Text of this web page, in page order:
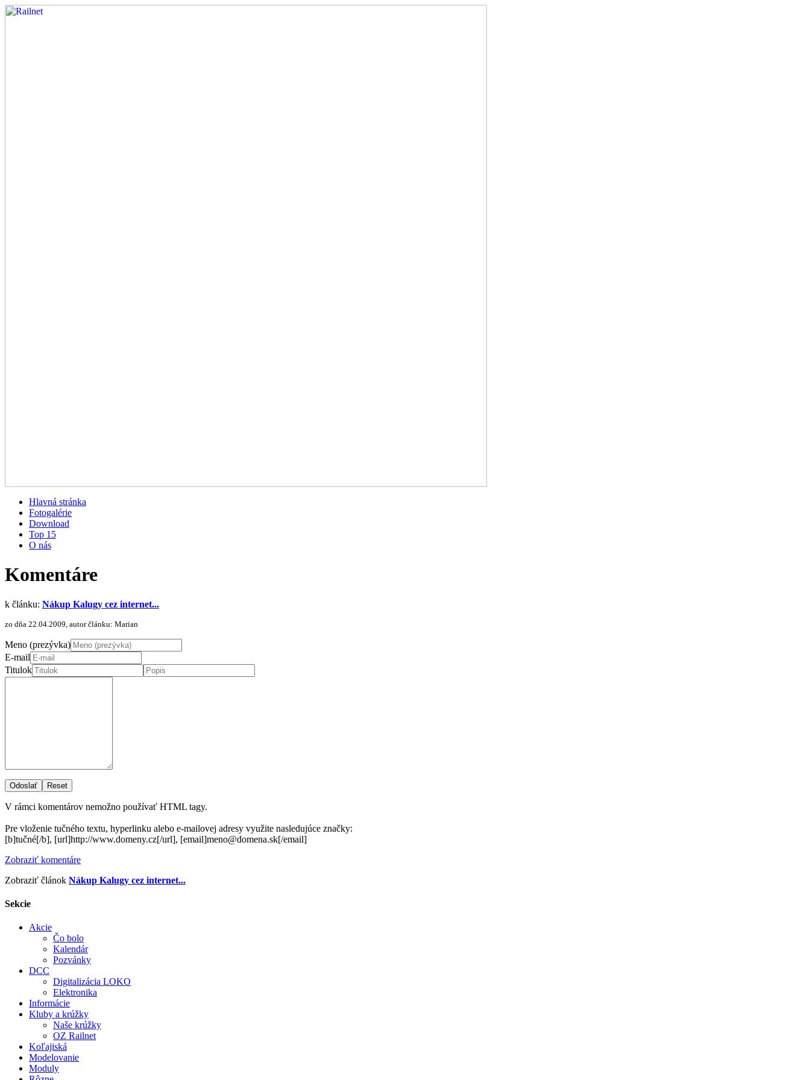
Hlavná stránka
Fotogalérie
Download
Top 15
O nás
Komentáre
k článku: Nákup Kalugy cez internet...
zo dňa 22.04.2009, autor článku: Marian
Meno (prezývka)
E-mail
Titulok
Odoslať Reset
V rámci komentárov nemožno používať HTML tagy.
Pre vloženie tučného textu, hyperlinku alebo e-mailovej adresy využite nasledujúce značky:
[b]tučné[/b], [url]http://www.domeny.cz[/url], [email]meno@domena.sk[/email]
Zobraziť komentáre
Zobraziť článok Nákup Kalugy cez internet...
Sekcie
Akcie
Čo bolo
Kalendár
Pozvánky
DCC
Digitalizácia LOKO
Elektronika
Informácie
Kluby a krúžky
Naše krúžky
OZ Railnet
Koľajiská
Modelovanie
Moduly